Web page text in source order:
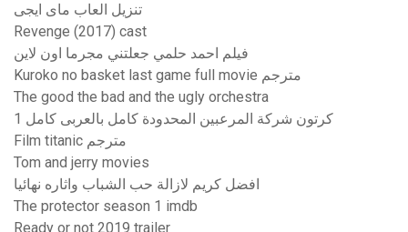
تنزيل العاب ماى ايجى
Revenge (2017) cast
فيلم احمد حلمي جعلتني مجرما اون لاين
Kuroko no basket last game full movie مترجم
The good the bad and the ugly orchestra
كرتون شركة المرعبين المحدودة كامل بالعربى كامل 1
Film titanic مترجم
Tom and jerry movies
افضل كريم لازالة حب الشباب واثاره نهائيا
The protector season 1 imdb
Ready or not 2019 trailer